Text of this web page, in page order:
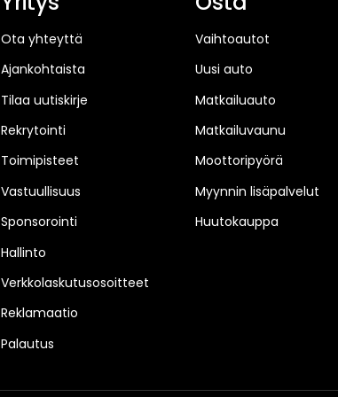
Ota yhteyttä
Ajankohtaista
Tilaa uutiskirje
Rekrytointi
Toimipisteet
Vastuullisuus
Sponsorointi
Hallinto
Verkkolaskutusosoitteet
Reklamaatio
Palautus
Vaihtoautot
Uusi auto
Matkailuauto
Matkailuvaunu
Moottoripyörä
Myynnin lisäpalvelut
Huutokauppa